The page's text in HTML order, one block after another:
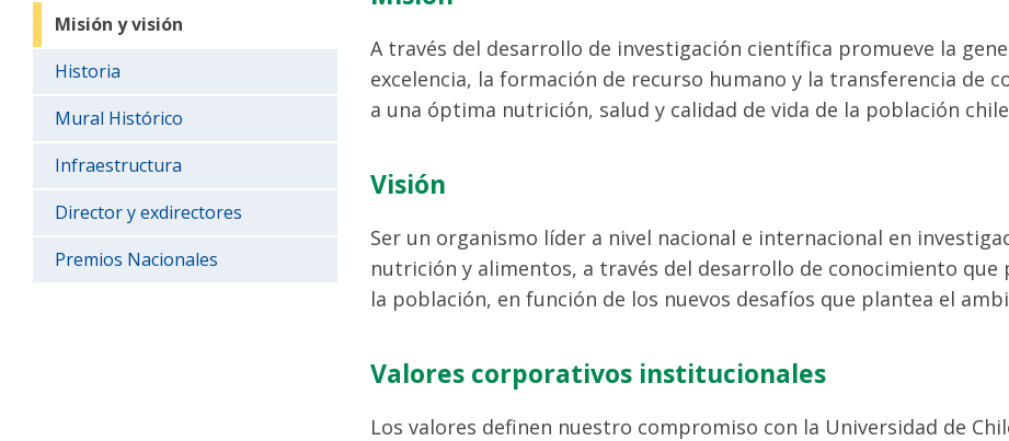
Misión y visión
Historia
Mural Histórico
Infraestructura
Director y exdirectores
Premios Nacionales
A través del desarrollo de investigación científica promueve la
excelencia, la formación de recurso humano y la transferencia de
a una óptima nutrición, salud y calidad de vida de la población
Visión
Ser un organismo líder a nivel nacional e internacional en
nutrición y alimentos, a través del desarrollo de conocimiento que
la población, en función de los nuevos desafíos que plantea el
Valores corporativos institucionales
Los valores definen nuestro compromiso con la Universidad de